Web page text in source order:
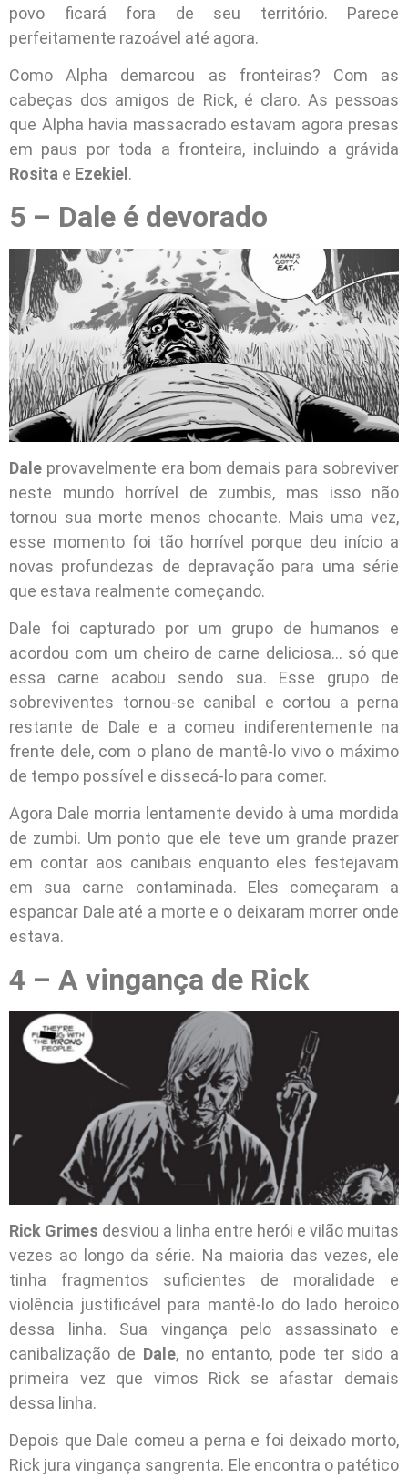
povo ficará fora de seu território. Parece
perfeitamente razoável até agora.
Como Alpha demarcou as fronteiras? Com as
cabeças dos amigos de Rick, é claro. As pessoas
que Alpha havia massacrado estavam agora presas
em paus por toda a fronteira, incluindo a grávida
Rosita e Ezekiel .
5 – Dale é devorado
Dale provavelmente era bom demais para sobreviver
neste mundo horrível de zumbis, mas isso não
tornou sua morte menos chocante. Mais uma vez,
esse momento foi tão horrível porque deu início a
novas profundezas de depravação para uma série
que estava realmente começando.
Dale foi capturado por um grupo de humanos e
acordou com um cheiro de carne deliciosa… só que
essa carne acabou sendo sua. Esse grupo de
sobreviventes tornou-se canibal e cortou a perna
restante de Dale e a comeu indiferentemente na
frente dele, com o plano de mantê-lo vivo o máximo
de tempo possível e dissecá-lo para comer.
Agora Dale morria lentamente devido à uma mordida
de zumbi. Um ponto que ele teve um grande prazer
em contar aos canibais enquanto eles festejavam
em sua carne contaminada. Eles começaram a
espancar Dale até a morte e o deixaram morrer onde
estava.
4 – A vingança de Rick
Rick Grimes desviou a linha entre herói e vilão muitas
vezes ao longo da série. Na maioria das vezes, ele
tinha fragmentos suficientes de moralidade e
violência justificável para mantê-lo do lado heroico
dessa linha. Sua vingança pelo assassinato e
canibalização de Dale, no entanto, pode ter sido a
primeira vez que vimos Rick se afastar demais
dessa linha.
Depois que Dale comeu a perna e foi deixado morto,
Rick jura vingança sangrenta. Ele encontra o patético